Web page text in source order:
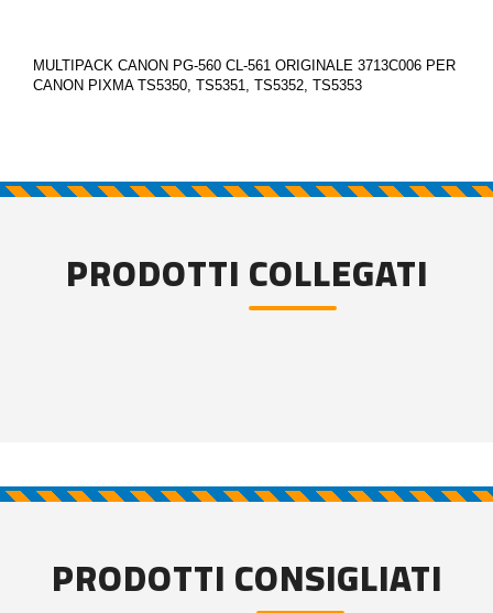
MULTIPACK CANON PG-560 CL-561 ORIGINALE 3713C006 PER
CANON PIXMA TS5350, TS5351, TS5352, TS5353
PRODOTTI COLLEGATI
PRODOTTI CONSIGLIATI